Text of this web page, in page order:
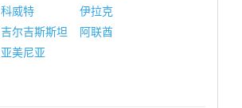
科威特
伊拉克
吉尔吉斯斯坦
阿联酋
亚美尼亚